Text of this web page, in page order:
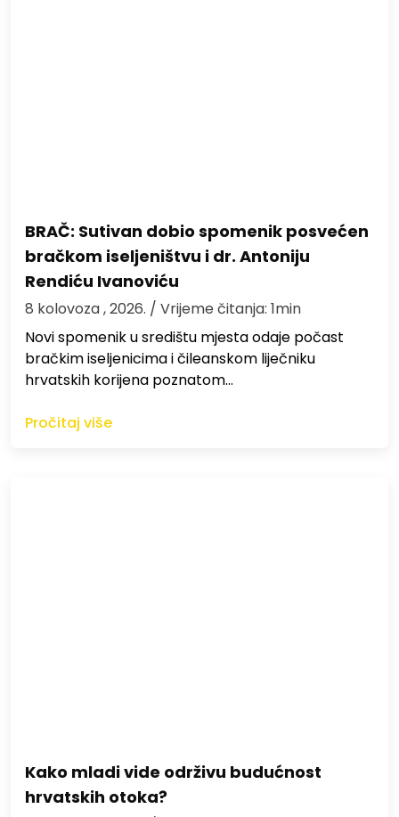
BRAČ: Sutivan dobio spomenik posvećen
bračkom iseljeništvu i dr. Antoniju
Rendiću Ivanoviću
8 kolovoza , 2026. / Vrijeme čitanja: 1min
Novi spomenik u središtu mjesta odaje počast
bračkim iseljenicima i čileanskom liječniku
hrvatskih korijena poznatom…
Pročitaj više
Kako mladi vide održivu budućnost
hrvatskih otoka?